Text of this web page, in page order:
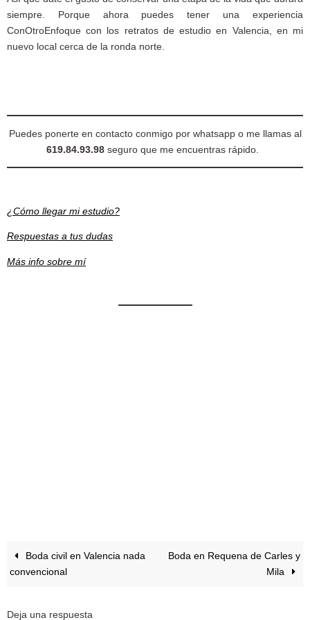
siempre. Porque ahora puedes tener una experiencia
ConOtroEnfoque con los retratos de estudio en Valencia, en mi
nuevo local cerca de la ronda norte.
Puedes ponerte en contacto conmigo por whatsapp o me llamas al
619.84.93.98seguro que me encuentras rápido.
¿Cómo llegar mi estudio?
Respuestas a tus dudas
Más info sobre mí
Boda civil en Valencia nada
convencional
Boda en Requena de Carles y
Mila
Deja una respuesta